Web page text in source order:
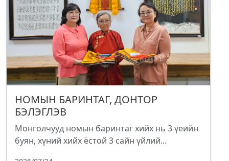
НОМЫН БАРИНТАГ, ДОНТОР
БЭЛЭГЛЭВ
Монголчууд номын баринтаг хийх нь 3 үеийн
буян, хүний хийх ёстой 3 сайн үйлий...